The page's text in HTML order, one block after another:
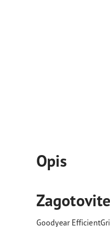
Opis
Goodyear